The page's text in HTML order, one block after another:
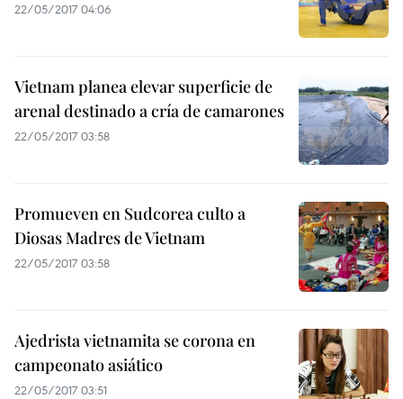
22/05/2017 04:06
Vietnam planea elevar superficie de
arenal destinado a cría de camarones
22/05/2017 03:58
Promueven en Sudcorea culto a
Diosas Madres de Vietnam
22/05/2017 03:58
Ajedrista vietnamita se corona en
campeonato asiático
22/05/2017 03:51